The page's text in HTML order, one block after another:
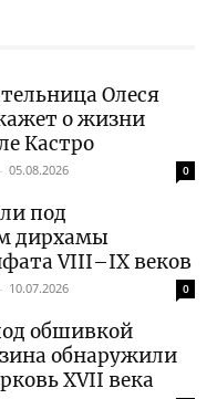
Олеся
о жизни
Кастро
- 05.08.2026 0
под
дирхамы
VIII–IX веков
- 10.07.2026 0
обшивкой
обнаружили
XVII века